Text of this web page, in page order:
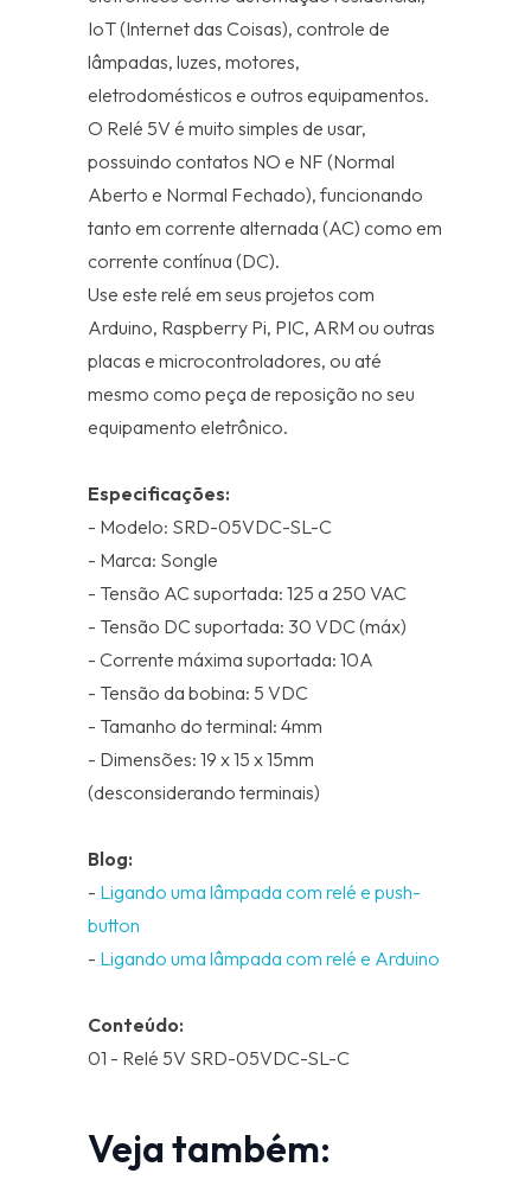
IoT (Internet das Coisas), controle de
lâmpadas, luzes, motores,
eletrodomésticos e outros equipamentos.
O Relé 5V é muito simples de usar,
possuindo contatos NO e NF (Normal
Aberto e Normal Fechado), funcionando
tanto em corrente alternada (AC) como em
corrente contínua (DC).
Use este relé em seus projetos com
Arduino, Raspberry Pi, PIC, ARM ou outras
placas e microcontroladores, ou até
mesmo como peça de reposição no seu
equipamento eletrônico.
Especificações:
- Modelo: SRD-05VDC-SL-C
- Marca: Songle
- Tensão AC suportada: 125 a 250 VAC
- Tensão DC suportada: 30 VDC (máx)
- Corrente máxima suportada: 10A
- Tensão da bobina: 5 VDC
- Tamanho do terminal: 4mm
- Dimensões: 19 x 15 x 15mm
(desconsiderando terminais)
Blog:
- Ligando uma lâmpada com relé e push-
button
- Ligando uma lâmpada com relé e Arduino
Conteúdo:
01 - Relé 5V SRD-05VDC-SL-C
Veja também: